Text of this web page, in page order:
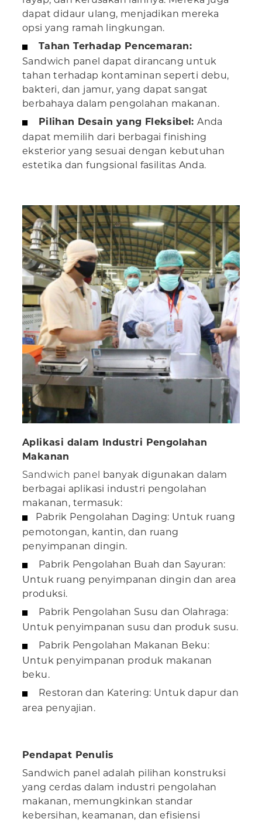
dapat didaur ulang, menjadikan mereka
opsi yang ramah lingkungan.
Tahan Terhadap Pencemaran:
Sandwich panel dapat dirancang untuk
tahan terhadap kontaminan seperti debu,
bakteri, dan jamur, yang dapat sangat
berbahaya dalam pengolahan makanan.
Pilihan Desain yang Fleksibel:Anda
dapat memilih dari berbagai finishing
eksterior yang sesuai dengan kebutuhan
estetika dan fungsional fasilitas Anda.
Aplikasi dalam Industri Pengolahan
Makanan
Sandwich panel
banyak digunakan dalam
berbagai aplikasi industri pengolahan
makanan, termasuk:
Pabrik Pengolahan Daging: Untuk ruang
pemotongan, kantin, dan ruang
penyimpanan dingin.
Pabrik Pengolahan Buah dan Sayuran:
Untuk ruang penyimpanan dingin dan area
produksi.
Pabrik Pengolahan Susu dan Olahraga:
Untuk penyimpanan susu dan produk susu.
Pabrik Pengolahan Makanan Beku:
Untuk penyimpanan produk makanan
beku.
Restoran dan Katering: Untuk dapur dan
area penyajian.
Pendapat Penulis
Sandwich panel adalah pilihan konstruksi
yang cerdas dalam industri pengolahan
makanan, memungkinkan standar
kebersihan, keamanan, dan efisiensi